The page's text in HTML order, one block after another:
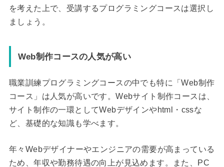
を考えた上で、受講するプログラミングコースは選択し
ましょう。
Web制作コースの人気が高い
職業訓練プログラミングコースの中でも特に「Web制作
コース」は人気が高いです。Webサイト制作コースは、
サイト制作の一環としてWebデザインやhtml・cssな
ど、基礎的な知識も学べます。
年々Webデザイナーやエンジニアの需要が高まっている
ため、年収や勤務待遇の向上が見込めます。また、PC